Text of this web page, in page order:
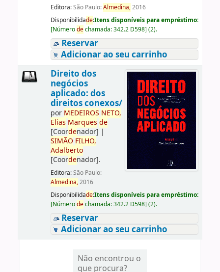
Editora:São Paulo:Almedina,2016
Disponibilidade:Itens disponíveis para empréstimo:
[Númerodechamada:342.2 D598] (2).
Reservar
Adicionar ao seu carrinho
Direito dos
negócios
aplicado: dos
direitos conexos/
por MEDEIROS NETO,
Elias Marques de
[Coordenador] |
SIMÃO FILHO,
Adalberto
[Coordenador].
Editora:São Paulo:
Almedina,2016
Disponibilidade:Itens disponíveis para empréstimo:
[Númerodechamada:342.2 D598] (2).
Reservar
Adicionar ao seu carrinho
Não encontrou o
que procura?